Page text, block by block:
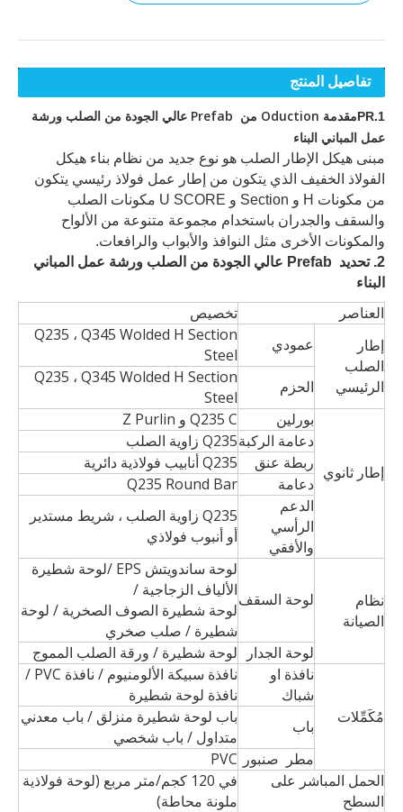
تفاصيل المنتج
1.PR
مقدمة Oduction من Prefab عالي الجودة من الصلب ورشة
عمل المباني البناء
مبنى هيكل الإطار الصلب هو نوع جديد من نظام بناء هيكل
الفولاذ الخفيف الذي يتكون من إطار عمل فولاذ رئيسي يتكون
من مكونات H و Section و U SCORE مكونات الصلب
والسقف والجدران باستخدام مجموعة متنوعة من الألواح
والمكونات الأخرى مثل النوافذ والأبواب والرافعات.
2. تحديد Prefab عالي الجودة من الصلب ورشة عمل المباني
البناء
العناصر
تخصيص
إطار
الصلب
الرئيسي
عمودي
Q235 ، Q345 Wolded H Section
Steel
الحزم
Q235 ، Q345 Wolded H Section
Steel
إطار ثانوي
بورلين
Q235 C و Z Purlin
دعامة الركبةQ235 زاوية الصلب
ربطة عنق
Q235 أنابيب فولاذية دائرية
دعامة
Q235 Round Bar
الدعم
الرأسي
والأفقي
Q235 زاوية الصلب ، شريط مستدير
أو أنبوب فولاذي
نظام
الصيانة
لوحة السقف
لوحة ساندويتش EPS /لوحة شطيرة
الألياف الزجاجية /
لوحة شطيرة الصوف الصخرية / لوحة
شطيرة / صلب صخري
لوحة الجدار
لوحة شطيرة / ورقة الصلب المموج
مُكَمِّلات
نافذة او
شباك
نافذة سبيكة الألومنيوم / نافذة PVC /
نافذة لوحة شطيرة
باب
باب لوحة شطيرة منزلق / باب معدني
متداول / باب شخصي
مطر صنبور PVC
الحمل المباشر على
السطح
في 120 كجم/متر مربع (لوحة فولاذية
ملونة محاطة)